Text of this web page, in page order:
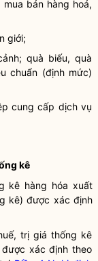
mua bán hàng hoá,
giới;
quà biếu, quà
chuẩn (định mức)
cung cấp dịch vụ
kê
kê hàng hóa xuất
kê) được xác định
trị giá thống kê
xác định theo